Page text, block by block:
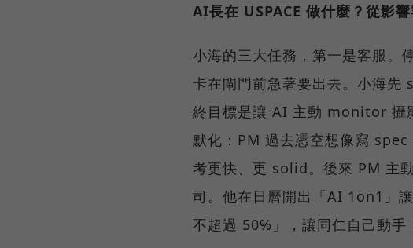
AI長在 USPACE 做什麼？從影
小海的三大任務，第一是客服。
卡在閘門前急著要出去。小海先
終目標是讓 AI 主動 monitor 攝
默化：PM 過去憑空想像寫
考更快、更 solid。後來 PM 主
司。他在日曆開出「AI 1on1」
不超過 50%」，讓同仁自己動手